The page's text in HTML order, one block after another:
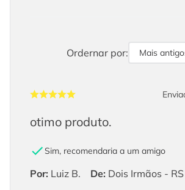
Ordernar por: Mais
otimo produto.
Sim, recomendaria a um amigo
Por: Luiz B. De: Dois Irmãos - RS